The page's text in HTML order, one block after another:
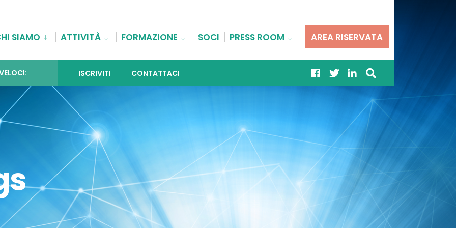
SIAMO ATTIVITÀ FORMAZIONE SOCI PRESS ROOM AREA RISERVATA
ISCRIVITI CONTATTACI